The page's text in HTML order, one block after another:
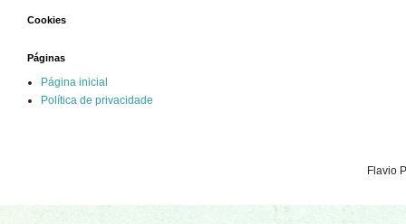
Cookies
Páginas
Página inicial
Política de privacidade
Flavio